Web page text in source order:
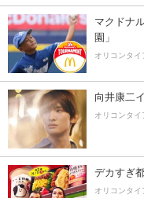
マクドナ
園」
オリコンタイ
向井康二
オリコンタイ
デカすぎ
オリコンタイ